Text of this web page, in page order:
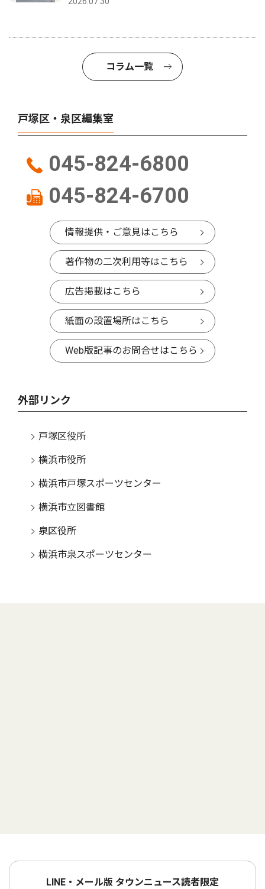
コラム一覧
戸塚区・泉区編集室
045-824-6800
045-824-6700
情報提供・ご意見はこちら
著作物の二次利用等はこちら
広告掲載はこちら
紙面の設置場所はこちら
Web版記事のお問合せはこちら
外部リンク
戸塚区役所
横浜市役所
横浜市戸塚スポーツセンター
横浜市立図書館
泉区役所
横浜市泉スポーツセンター
LINE・メール版 タウンニュース読者限定